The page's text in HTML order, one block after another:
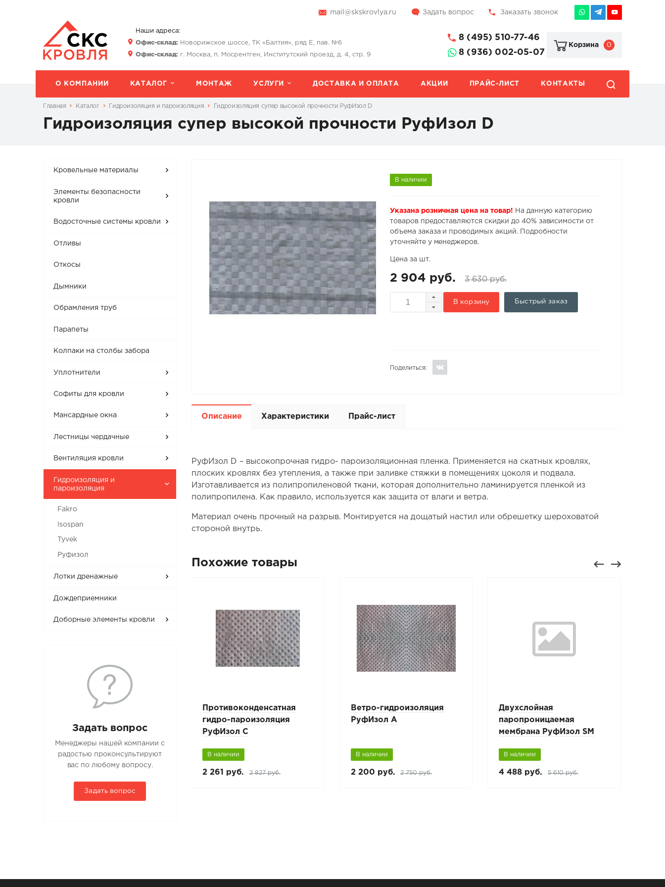
mail@skskrovlya.ru Задать вопрос Заказать звонок
Наши адреса:
Офис-склад:Новорижское шоссе, ТК «Балтия», ряд Е, пав. №6
Офис-склад:г. Москва, п. Мосрентген, Институтский проезд, д. 4, стр. 9
8 (495) 510-77-46
8 (936) 002-05-07
Корзина 0
О КОМПАНИИ КАТАЛОГ МОНТАЖ УСЛУГИ ДОСТАВКА И ОПЛАТА АКЦИИ ПРАЙС-ЛИСТ КОНТАКТЫ
Главная Каталог Гидроизоляция и пароизоляция Гидроизоляция супер высокой прочности РуфИзол D
Гидроизоляция супер высокой прочности РуфИзол D
Кровельные материалы
Элементы безопасности
кровли
Водосточные системы кровли
Отливы
Откосы
Дымники
Обрамления труб
Парапеты
Колпаки на столбы забора
Уплотнители
Софиты для кровли
Мансардные окна
Лестницы чердачные
Вентиляция кровли
Гидроизоляция и
пароизоляция
Fakro
Isospan
Tyvek
Руфизол
Лотки дренажные
Дождеприемники
Доборные элементы кровли
Задать вопрос
Менеджеры нашей компании с
радостью проконсультируют
вас по любому вопросу.
Задать вопрос
В наличии
Указана розничная цена на товар! На данную категорию
товаров предоставляются скидки до 40% зависимости от
объема заказа и проводимых акций. Подробности
уточняйте у менеджеров.
Цена за шт.
2 904 руб. 3 630 руб.
В корзину Быстрый заказ
Поделиться:
Описание Характеристики Прайс-лист
РуфИзол D – высокопрочная гидро- пароизоляционная пленка. Применяется на скатных кровлях,
плоских кровлях без утепления, а также при заливке стяжки в помещениях цоколя и подвала.
Изготавливается из полипропиленовой ткани, которая дополнительно ламинируется пленкой из
полипропилена. Как правило, используется как защита от влаги и ветра.
Материал очень прочный на разрыв. Монтируется на дощатый настил или обрешетку шероховатой
стороной внутрь.
Похожие товары
Отражающая гидро-
В наличии
Противоконденсатная
гидро-пароизоляция
РуфИзол C
В наличии
2 261 руб. 2 827 руб.
Ветро-гидроизоляция
РуфИзол А
В наличии
2 200 руб. 2 750 руб.
Двухслойная
паропроницаемая
мембрана РуфИзол SM
В наличии
4 488 руб. 5 610 руб.